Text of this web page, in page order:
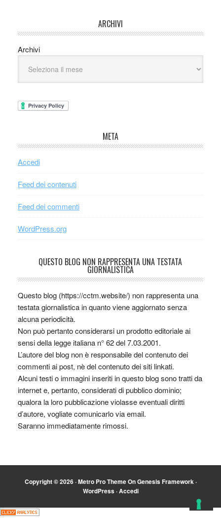
ARCHIVI
Archivi
META
Accedi
Feed dei contenuti
Feed dei commenti
WordPress.org
QUESTO BLOG NON RAPPRESENTA UNA TESTATA
GIORNALISTICA
Questo blog (https://cctm.website/) non rappresenta una
testata giornalistica in quanto viene aggiornato senza
alcuna periodicità.
Non può pertanto considerarsi un prodotto editoriale ai
sensi della legge italiana n° 62 del 7.03.2001.
L’autore del blog non è responsabile del contenuto dei
commenti ai post, nè del contenuto dei siti linkati.
Alcuni testi o immagini inseriti in questo blog sono tratti da
internet e, pertanto, considerati di pubblico dominio;
qualora la loro pubblicazione violasse eventuali diritti
d’autore, vogliate comunicarlo via email.
Saranno immediatamente rimossi.
Copyright © 2026 ·Metro Pro ThemeOnGenesis Framework·
WordPress·Accedi